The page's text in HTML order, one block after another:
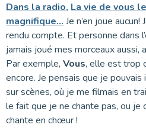
Dans la radio, La vie de vous
magnifique… Je n’en joue
rendu compte. Et personne dans
jamais joué mes morceaux aussi,
Par exemple, Vous, elle est trop
encore. Je pensais que je
sur scènes, où je me filmais en
le fait que je ne chante pas, ou je
chante en chœur !